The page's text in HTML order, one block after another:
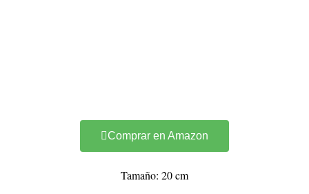
Comprar en Amazon
Tamaño: 20 cm